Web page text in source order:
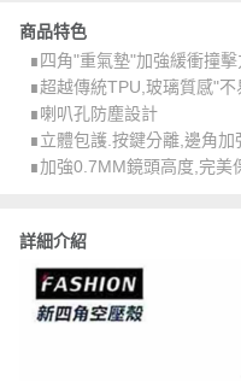
商品特色
∎四角"重氣墊"加強緩衝撞擊
∎超越傳統TPU,玻璃質感"不
∎喇叭孔防塵設計
∎立體包護.按鍵分離,邊角加
∎加強0.7MM鏡頭高度,完美
詳細介紹